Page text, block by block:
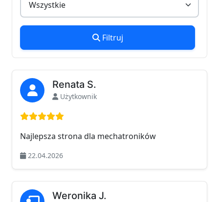
Filtruj
Renata S.
Użytkownik
Ocena: 5 na 5
Najlepsza strona dla mechatroników
22.04.2026
Weronika J.